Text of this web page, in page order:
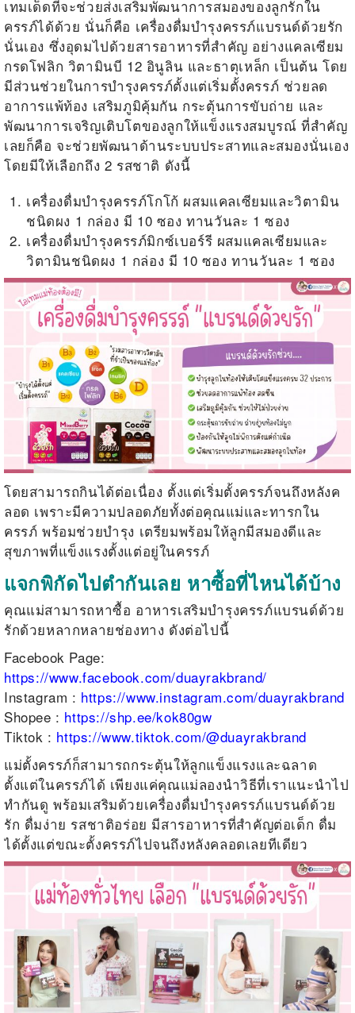
เทมเด็ดที่จะช่วยส่งเสริมพัฒนาการสมองของลูกรักใน
ครรภ์ได้ด้วย นั่นก็คือ เครื่องดื่มบำรุงครรภ์แบรนด์ด้วยรัก
นั่นเอง ซึ่งอุดมไปด้วยสารอาหารที่สำคัญ อย่างแคลเซียม
กรดโฟลิก วิตามินบี 12 อินูลิน และธาตุเหล็ก เป็นต้น โดย
มีส่วนช่วยในการบำรุงครรภ์ตั้งแต่เริ่มตั้งครรภ์ ช่วยลด
อาการแพ้ท้อง เสริมภูมิคุ้มกัน กระตุ้นการขับถ่าย และ
พัฒนาการเจริญเติบโตของลูกให้แข็งแรงสมบูรณ์ ที่สำคัญ
เลยก็คือ จะช่วยพัฒนาด้านระบบประสาทและสมองนั่นเอง
โดยมีให้เลือกถึง 2 รสชาติ ดังนี้
เครื่องดื่มบำรุงครรภ์โกโก้ ผสมแคลเซียมและวิตามิน
ชนิดผง 1 กล่อง มี 10 ซอง ทานวันละ 1 ซอง
เครื่องดื่มบำรุงครรภ์มิกซ์เบอร์รี ผสมแคลเซียมและ
วิตามินชนิดผง 1 กล่อง มี 10 ซอง ทานวันละ 1 ซอง
โดยสามารถกินได้ต่อเนื่อง ตั้งแต่เริ่มตั้งครรภ์จนถึงหลังค
ลอด เพราะมีความปลอดภัยทั้งต่อคุณแม่และทารกใน
ครรภ์ พร้อมช่วยบำรุง เตรียมพร้อมให้ลูกมีสมองดีและ
สุขภาพที่แข็งแรงตั้งแต่อยู่ในครรภ์
แจกพิกัดไปตำกันเลย หาซื้อที่ไหนได้บ้าง
คุณแม่สามารถหาซื้อ อาหารเสริมบำรุงครรภ์แบรนด์ด้วย
รักด้วยหลากหลายช่องทาง ดังต่อไปนี้
Facebook Page:
https://www.facebook.com/duayrakbrand/
Instagram : https://www.instagram.com/duayrakbrand
Shopee : https://shp.ee/kok80gw
Tiktok : https://www.tiktok.com/@duayrakbrand
แม่ตั้งครรภ์ก็สามารถกระตุ้นให้ลูกแข็งแรงและฉลาด
ตั้งแต่ในครรภ์ได้ เพียงแค่คุณแม่ลองนำวิธีที่เราแนะนำไป
ทำกันดู พร้อมเสริมด้วยเครื่องดื่มบำรุงครรภ์แบรนด์ด้วย
รัก ดื่มง่าย รสชาติอร่อย มีสารอาหารที่สำคัญต่อเด็ก ดื่ม
ได้ตั้งแต่ขณะตั้งครรภ์ไปจนถึงหลังคลอดเลยทีเดียว